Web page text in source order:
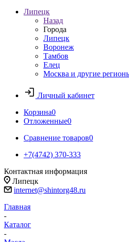
Липецк
Назад
Города
Липецк
Воронеж
Тамбов
Елец
Москва и другие
Личный кабинет
Корзина0
Отложенные0
Сравнение товаров0
+7(4742) 370-333
Контактная информация
Липецк
internet@shintorg48.ru
Главная
-
Каталог
-